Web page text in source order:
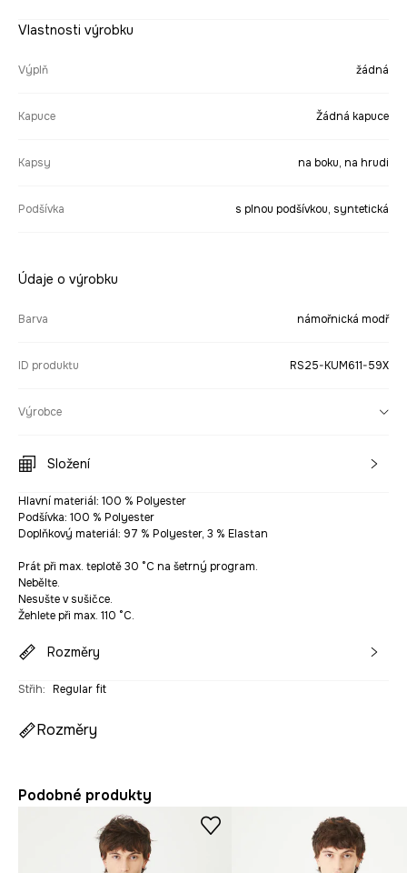
Vlastnosti výrobku
Výplň žádná
Kapuce Žádná kapuce
Kapsy na boku, na hrudi
Podšívka s plnou podšívkou, syntetická
Údaje o výrobku
Barva námořnická modř
ID produktu RS25-KUM611-59X
Výrobce
Složení
Hlavní materiál: 100 % Polyester
Podšívka: 100 % Polyester
Doplňkový materiál: 97 % Polyester, 3 % Elastan
Prát při max. teplotě 30 °C na šetrný program.
Nebělte.
Nesušte v sušičce.
Žehlete při max. 110 °C.
Rozměry
Střih: Regular fit
Rozměry
Podobné produkty